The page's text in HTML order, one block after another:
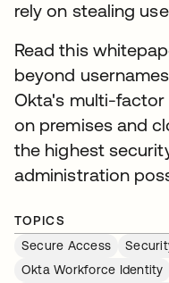
rely on stealing
Read this
beyond
Okta's multi-
on premises and
the highest
administration
TOPICS
Secure Access
Okta Workforce Identity